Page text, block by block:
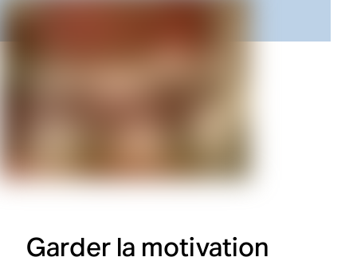
Garder la motivation